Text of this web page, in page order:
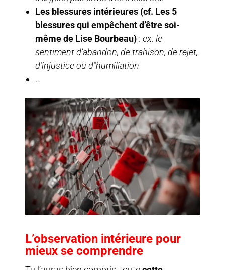
Les blessures intérieures (cf. Les 5
blessures qui empêchent d’être soi-
même de Lise Bourbeau): ex. le
sentiment d’abandon, de trahison, de rejet,
d’injustice ou d’’humiliation
…
L’observation intérieure pour
mieux se comprendre